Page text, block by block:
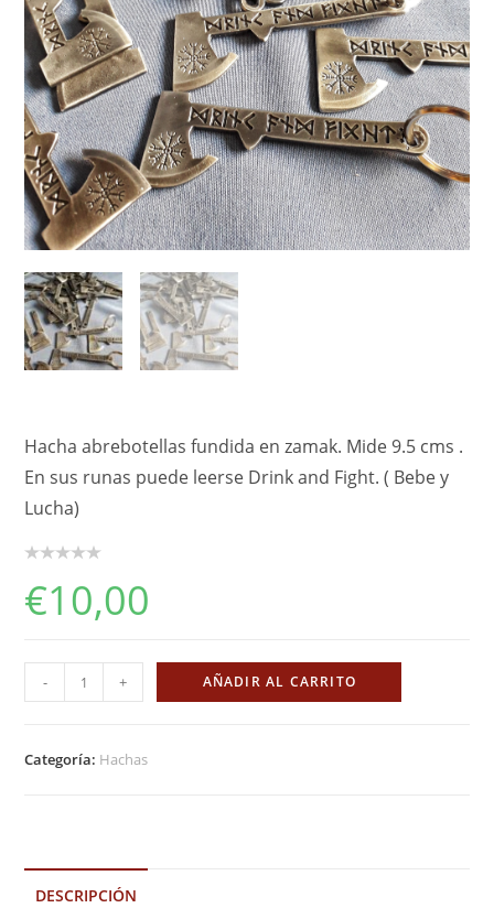
Hacha abrebotellas fundida en zamak. Mide 9.5 cms .
En sus runas puede leerse Drink and Fight. ( Bebe y
Lucha)
€10,00
abrebotellas
- + AÑADIR AL CARRITO
Categoría: Hachas
DESCRIPCIÓN